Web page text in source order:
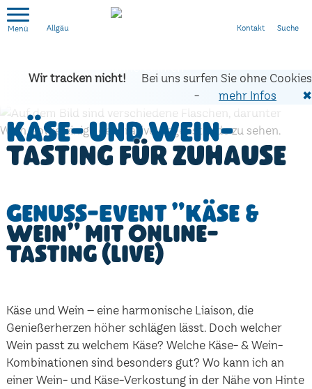
Allgäu
Wir tracken nicht!
Bei uns surfen Sie ohne Cookies
-
mehr Infos ✖
Käse- und Wein-
Tasting für zuhause
Genuss-Event "Käse &
Wein" mit Online-
Tasting (live)
Käse und Wein – eine harmonische Liaison, die
Genießerherzen höher schlägen lässt. Doch welcher
Wein passt zu welchem Käse? Welche Käse- & Wein-
Kombinationen sind besonders gut? Wo kann ich an
einer Wein- und Käse-Verkostung in der Nähe von Hinte